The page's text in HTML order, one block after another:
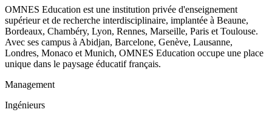
OMNES Education est une institution privée d'enseignement
supérieur et de recherche interdisciplinaire, implantée à Beaune,
Bordeaux, Chambéry, Lyon, Rennes, Marseille, Paris et Toulouse.
Avec ses campus à Abidjan, Barcelone, Genève, Lausanne,
Londres, Monaco et Munich, OMNES Education occupe une place
unique dans le paysage éducatif français.
Management
Ingénieurs